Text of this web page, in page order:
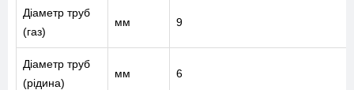
Діаметр труб
(газ)
мм 9
Діаметр труб
(рідина)
мм 6